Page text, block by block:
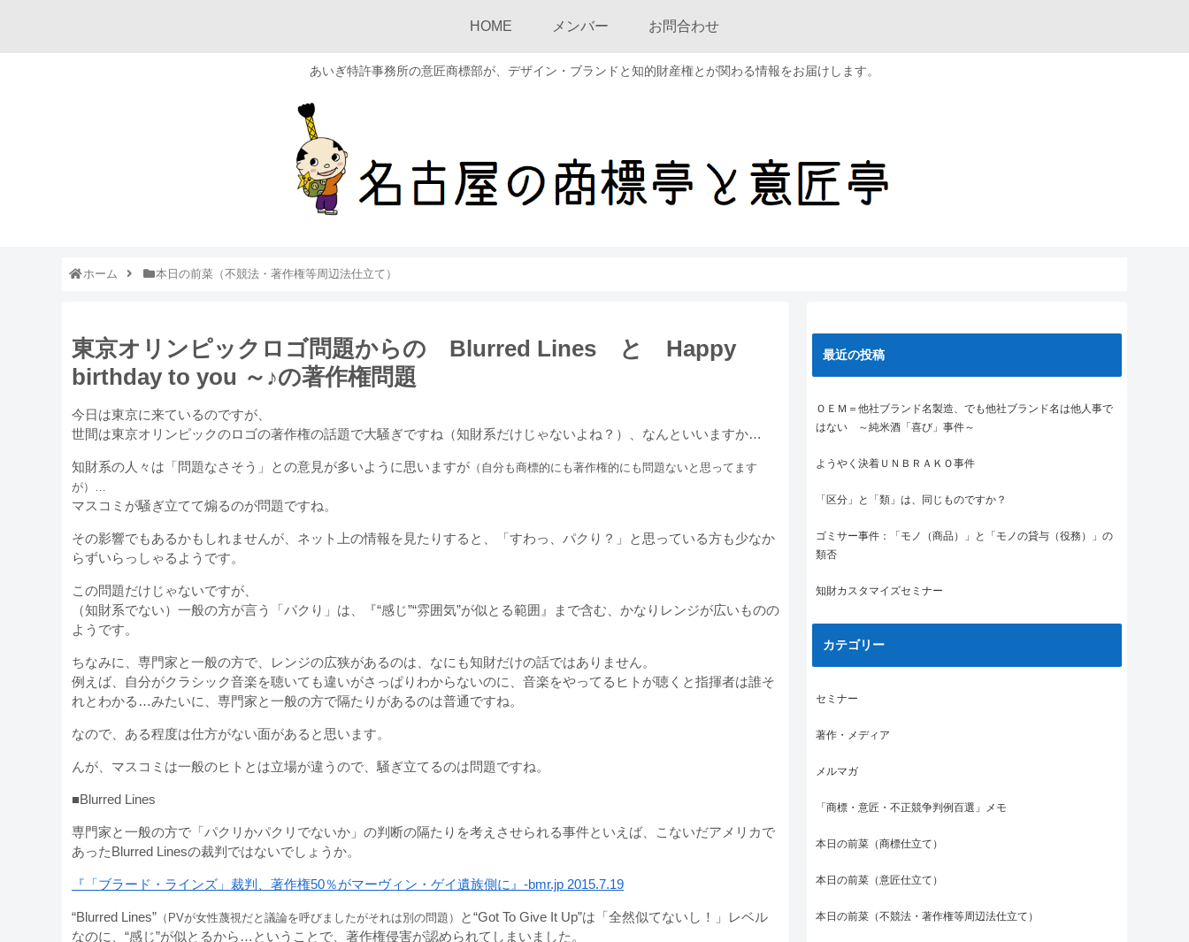
あいぎ特許事務所の意匠商標部が、デザイン・ブランドと知的財産権とが関わる情報をお届けします。
HOME メンバー お問合わせ
ホーム 本日の前菜（不競法・著作権等周辺法仕立て）
東京オリンピックロゴ問題からの Blurred Lines と Happy
birthday to you ～♪の著作権問題
今日は東京に来ているのですが、
世間は東京オリンピックのロゴの著作権の話題で大騒ぎですね（知財系だけじゃないよね？）、なんといいますか…
知財系の人々は「問題なさそう」との意見が多いように思いますが （自分も商標的にも著作権的にも問題ないと思ってます
が）…
マスコミが騒ぎ立てて煽るのが問題ですね。
その影響でもあるかもしれませんが、ネット上の情報を見たりすると、「すわっ、パクり？」と思っている方も少なか
らずいらっしゃるようです。
この問題だけじゃないですが、
（知財系でない）一般の方が言う「パクり」は、『“感じ”“雰囲気”が似とる範囲』まで含む、かなりレンジが広いものの
ようです。
ちなみに、専門家と一般の方で、レンジの広狭があるのは、なにも知財だけの話ではありません。
例えば、自分がクラシック音楽を聴いても違いがさっぱりわからないのに、音楽をやってるヒトが聴くと指揮者は誰そ
れとわかる…みたいに、専門家と一般の方で隔たりがあるのは普通ですね。
なので、ある程度は仕方がない面があると思います。
んが、マスコミは一般のヒトとは立場が違うので、騒ぎ立てるのは問題ですね。
■Blurred Lines
専門家と一般の方で「パクリかパクリでないか」の判断の隔たりを考えさせられる事件といえば、こないだアメリカで
あったBlurred Linesの裁判ではないでしょうか。
『「ブラード・ラインズ」裁判、著作権50％がマーヴィン・ゲイ遺族側に』-bmr.jp 2015.7.19
“Blurred Lines” （PVが女性蔑視だと議論を呼びましたがそれは別の問題）
と“Got To Give It Up”は「全然似てないし！」レベル
なのに、“感じ”が似とるから…ということで、著作権侵害が認められてしまいました。
最近の投稿
ＯＥＭ＝他社ブランド名製造、でも他社ブランド名は他人事で
はない ～純米酒「喜び」事件～
ようやく決着ＵＮＢＲＡＫＯ事件
「区分」と「類」は、同じものですか？
ゴミサー事件：「モノ（商品）」と「モノの貸与（役務）」の
類否
知財カスタマイズセミナー
カテゴリー
セミナー
著作・メディア
メルマガ
「商標・意匠・不正競争判例百選」メモ
本日の前菜（商標仕立て）
本日の前菜（意匠仕立て）
本日の前菜（不競法・著作権等周辺法仕立て）